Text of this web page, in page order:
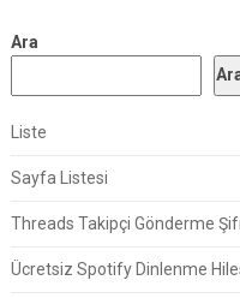
Ara
Liste
Sayfa Listesi
Threads Takipçi Gönderme
Ücretsiz Spotify Dinlenme